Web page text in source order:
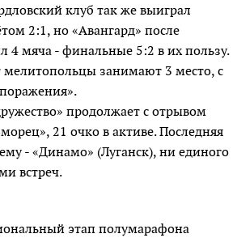
клуб так же выиграл
2:1, но «Авангард» после
4 мяча - финальные 5:2 в их пользу.
занимают 3 место, с
продолжает с отрывом
21 очко в активе. Последняя
- «Динамо» (Луганск), ни единого
встреч.
этап полумарафона